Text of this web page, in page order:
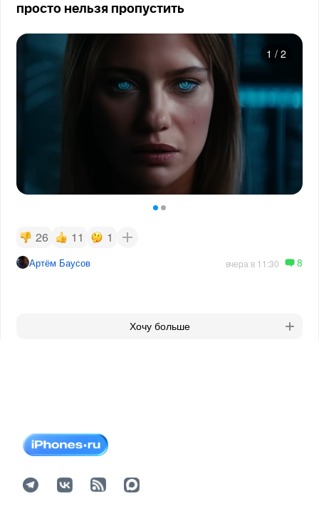
просто нельзя пропустить
1 / 2
26 11 1
Артём Баусов вчера в 11:30 8
Хочу больше